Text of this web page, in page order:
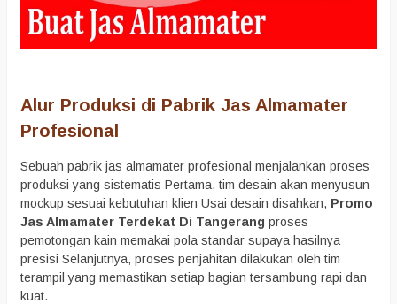
Alur Produksi di Pabrik Jas Almamater
Profesional
Sebuah pabrik jas almamater profesional menjalankan proses
produksi yang sistematis Pertama, tim desain akan menyusun
mockup sesuai kebutuhan klien Usai desain disahkan, Promo
Jas Almamater Terdekat Di Tangerang proses
pemotongan kain memakai pola standar supaya hasilnya
presisi Selanjutnya, proses penjahitan dilakukan oleh tim
terampil yang memastikan setiap bagian tersambung rapi dan
kuat.